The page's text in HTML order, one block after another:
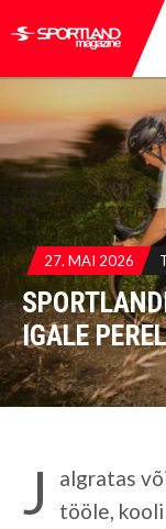
27. MAI 2026
IGALE
J
algratas
tööle, kooli